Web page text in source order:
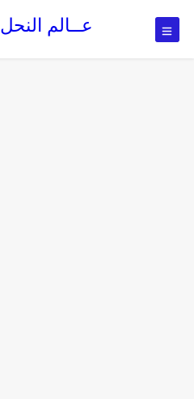
عــالم النحلabeilles